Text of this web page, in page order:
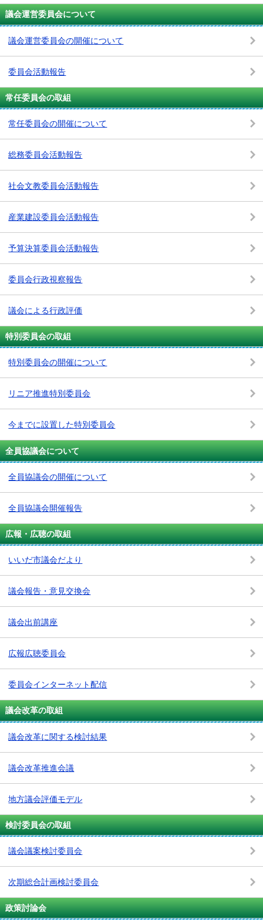
議会運営委員会について
議会運営委員会の開催について
委員会活動報告
常任委員会の取組
常任委員会の開催について
総務委員会活動報告
社会文教委員会活動報告
産業建設委員会活動報告
予算決算委員会活動報告
委員会行政視察報告
議会による行政評価
特別委員会の取組
特別委員会の開催について
リニア推進特別委員会
今までに設置した特別委員会
全員協議会について
全員協議会の開催について
全員協議会開催報告
広報・広聴の取組
いいだ市議会だより
議会報告・意見交換会
議会出前講座
広報広聴委員会
委員会インターネット配信
議会改革の取組
議会改革に関する検討結果
議会改革推進会議
地方議会評価モデル
検討委員会の取組
議会議案検討委員会
次期総合計画検討委員会
政策討論会